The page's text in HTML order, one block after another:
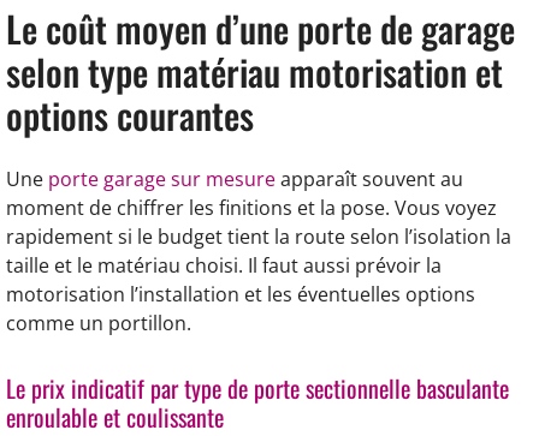
Le coût moyen d’une porte de garage
selon type matériau motorisation et
options courantes
Une porte garage sur mesureapparaît souvent au
moment de chiffrer les finitions et la pose. Vous voyez
rapidement si le budget tient la route selon l’isolation la
taille et le matériau choisi. Il faut aussi prévoir la
motorisation l’installation et les éventuelles options
comme un portillon.
Le prix indicatif par type de porte sectionnelle basculante
enroulable et coulissante